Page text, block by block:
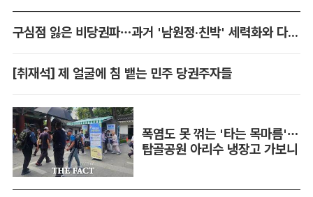
구심점 잃은 비당권파…과거 '남원정·친박' 세력화와 다른 점은
[취재석] 제 얼굴에 침 뱉는 민주 당권주자들
폭염도 못 꺾는 '타는 목마름'…
탑골공원 아리수 냉장고 가보니